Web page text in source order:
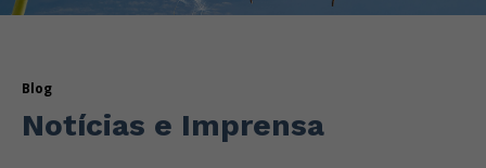
Blog
Notícias e Imprensa